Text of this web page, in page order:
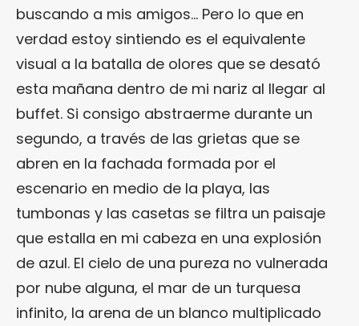
buscando a mis amigos… Pero lo que en
verdad estoy sintiendo es el equivalente
visual a la batalla de olores que se desató
esta mañana dentro de mi nariz al llegar al
buffet. Si consigo abstraerme durante un
segundo, a través de las grietas que se
abren en la fachada formada por el
escenario en medio de la playa, las
tumbonas y las casetas se filtra un paisaje
que estalla en mi cabeza en una explosión
de azul. El cielo de una pureza no vulnerada
por nube alguna, el mar de un turquesa
infinito, la arena de un blanco multiplicado